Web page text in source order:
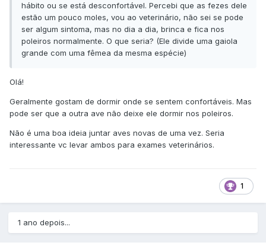
hábito ou se está desconfortável. Percebi que as fezes dele
estão um pouco moles, vou ao veterinário, não sei se pode
ser algum sintoma, mas no dia a dia, brinca e fica nos
poleiros normalmente. O que seria? (Ele divide uma gaiola
grande com uma fêmea da mesma espécie)
Olá!
Geralmente gostam de dormir onde se sentem confortáveis. Mas
pode ser que a outra ave não deixe ele dormir nos poleiros.
Não é uma boa ideia juntar aves novas de uma vez. Seria
interessante vc levar ambos para exames veterinários.
1
1 ano depois...